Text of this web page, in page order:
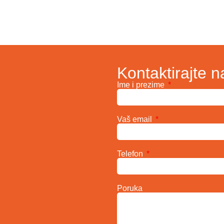
Kontaktirajte
Ime i prezime
Vaš email
Telefon
Poruka